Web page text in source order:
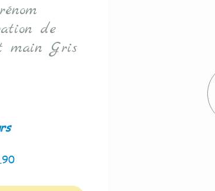
de
main Gris